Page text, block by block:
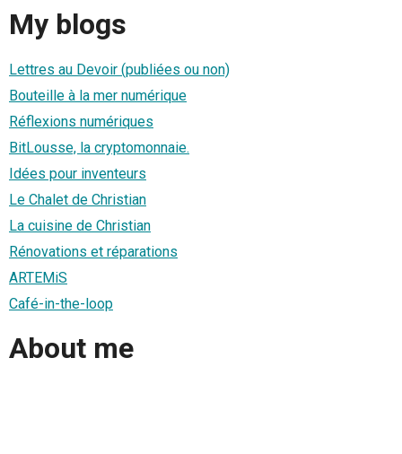
My blogs
Lettres au Devoir (publiées ou non)
Bouteille à la mer numérique
Réflexions numériques
BitLousse, la cryptomonnaie.
Idées pour inventeurs
Le Chalet de Christian
La cuisine de Christian
Rénovations et réparations
ARTEMiS
Café-in-the-loop
About me